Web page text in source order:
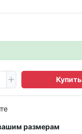
Купить
размерам